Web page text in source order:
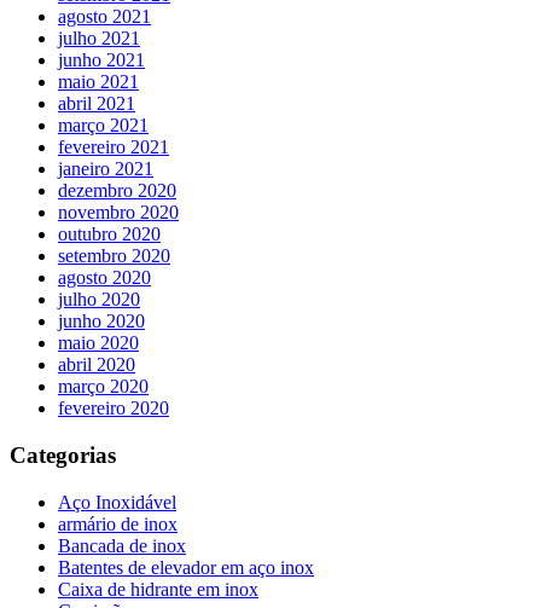
agosto 2021
julho 2021
junho 2021
maio 2021
abril 2021
março 2021
fevereiro 2021
janeiro 2021
dezembro 2020
novembro 2020
outubro 2020
setembro 2020
agosto 2020
julho 2020
junho 2020
maio 2020
abril 2020
março 2020
fevereiro 2020
Categorias
Aço Inoxidável
armário de inox
Bancada de inox
Batentes de elevador em aço inox
Caixa de hidrante em inox